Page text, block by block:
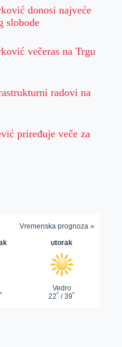
donosi najveće
slobode
večeras na Trgu
radovi na
priređuje veče za